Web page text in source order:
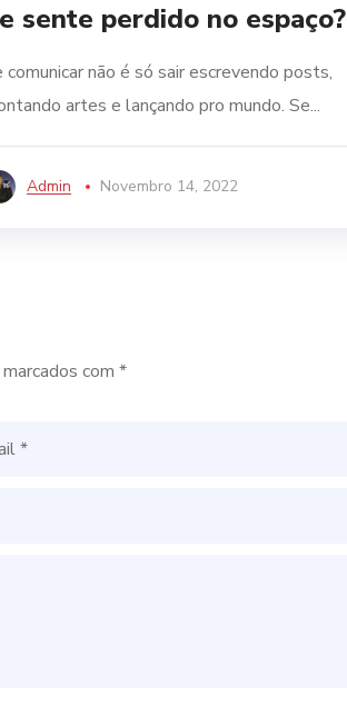
sente perdido no espaço?
comunicar não é só sair escrevendo posts,
artes e lançando pro mundo. Se...
Admin Novembro 14, 2022
com *